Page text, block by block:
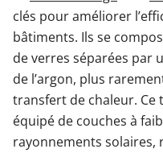
clés pour améliorer
bâtiments. Ils se
de verres séparées par
de l’argon, plus
transfert de chaleur. Ce
équipé de couches à
rayonnements solaires,